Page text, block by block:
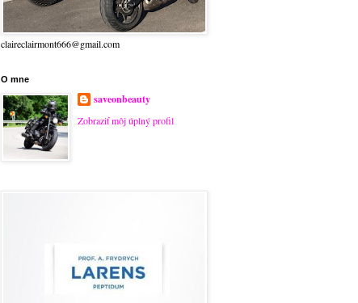
claireclairmont666@gmail.com
O mne
saveonbeauty
Zobraziť môj úplný profil